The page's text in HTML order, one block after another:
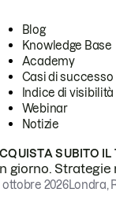
Blog
Knowledge Base
Academy
Casi di successo
Indice di visibilità
Webinar
Notizie
SUBITO IL
giorno.
ottobre 2026Londra,